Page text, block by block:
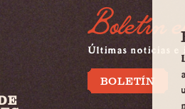
Boletín
Últimas noticias
BOLETÍN